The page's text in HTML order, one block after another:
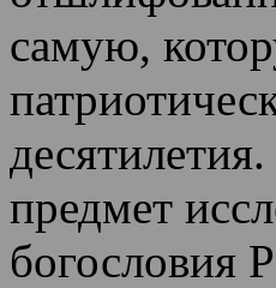
самую,
десятилетия.
предмет
богословия